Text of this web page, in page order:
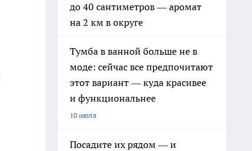
до 40 сантиметров — аромат
на 2 км в округе
Тумба в ванной больше не в
моде: сейчас все предпочитают
этот вариант — куда красивее
и функциональнее
10 июля
Посадите их рядом — и